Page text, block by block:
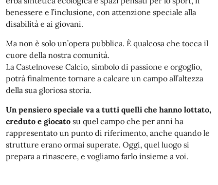
benessere e l’inclusione, con attenzione speciale alla
disabilità e ai giovani.
Ma non è solo un’opera pubblica. È qualcosa che tocca il
cuore della nostra comunità.
La Castelnovese Calcio, simbolo di passione e orgoglio,
potrà finalmente tornare a calcare un campo all’altezza
della sua gloriosa storia.
Un pensiero speciale va a tutti quelli che hanno lottato,
creduto e giocato su quel campo che per anni ha
rappresentato un punto di riferimento, anche quando le
strutture erano ormai superate. Oggi, quel luogo si
prepara a rinascere, e vogliamo farlo insieme a voi.